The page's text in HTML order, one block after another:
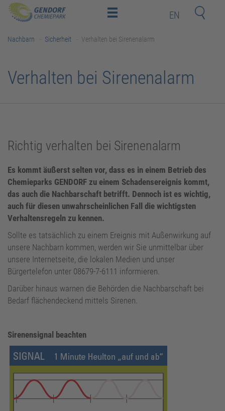
EN
Investoren
und
Kontakt
Newsroom
Bildungsakademie
Standortbetreiber
Nachbarn Sicherheit Verhalten bei Sirenenalarm
Verhalten bei Sirenenalarm
Richtig verhalten bei Sirenenalarm
Es kommt äußerst selten vor, dass es in einem Betrieb des
Chemieparks GENDORF zu einem Schadensereignis kommt,
das auch die Nachbarschaft betrifft. Dennoch ist es wichtig,
auch für diesen unwahrscheinlichen Fall die wichtigsten
Verhaltensregeln zu kennen.
Sollte es tatsächlich zu einem Ereignis mit Außenwirkung auf
unsere Nachbarn kommen, werden wir Sie unmittelbar über
unsere Internetseite, die lokalen Medien und unser
Bürgertelefon unter 08679-7-6111 informieren.
Darüber hinaus warnen die Behörden die Nachbarschaft bei
Bedarf flächendeckend mittels Sirenen.
Sirenensignal beachten